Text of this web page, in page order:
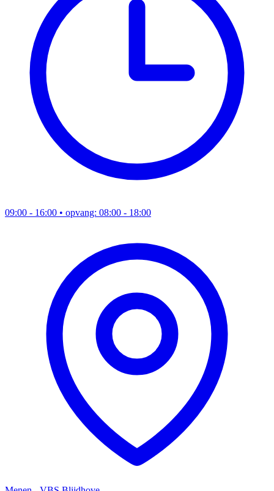
09:00 - 16:00 • opvang: 08:00 - 18:00